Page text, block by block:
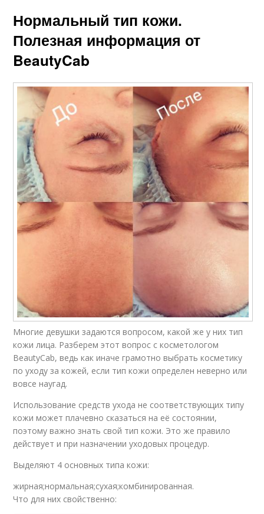
Нормальный тип кожи.
Полезная информация от
BeautyCab
Многие девушки задаются вопросом, какой же у них тип
кожи лица. Разберем этот вопрос с косметологом
BeautyCab, ведь как иначе грамотно выбрать косметику
по уходу за кожей, если тип кожи определен неверно или
вовсе наугад.
Использование средств ухода не соответствующих типу
кожи может плачевно сказаться на её состоянии,
поэтому важно знать свой тип кожи. Это же правило
действует и при назначении уходовых процедур.
Выделяют 4 основных типа кожи:
жирная;нормальная;сухая;комбинированная.
Что для них свойственно: